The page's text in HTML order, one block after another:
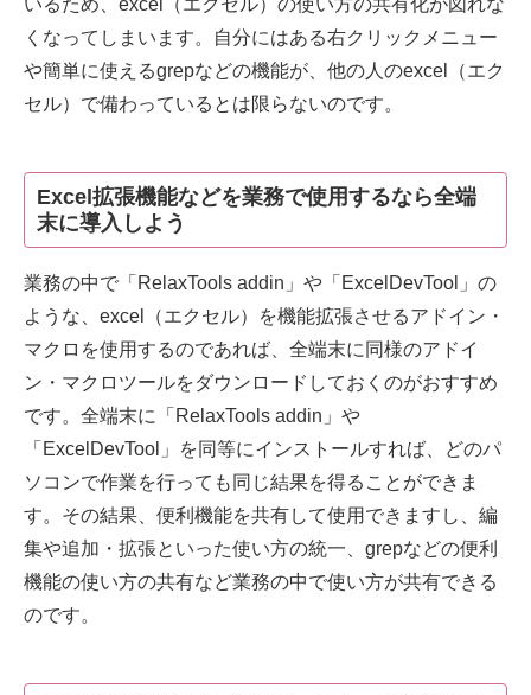
くなってしまいます。自分にはある右クリックメニュー
や簡単に使えるgrepなどの機能が、他の人のexcel（エク
セル）で備わっているとは限らないのです。
Excel拡張機能などを業務で使用するなら全端
末に導入しよう
業務の中で「RelaxTools addin」や「ExcelDevTool」の
ような、excel（エクセル）を機能拡張させるアドイン・
マクロを使用するのであれば、全端末に同様のアドイ
ン・マクロツールをダウンロードしておくのがおすすめ
です。全端末に「RelaxTools addin」や
「ExcelDevTool」を同等にインストールすれば、どのパ
ソコンで作業を行っても同じ結果を得ることができま
す。その結果、便利機能を共有して使用できますし、編
集や追加・拡張といった使い方の統一、grepなどの便利
機能の使い方の共有など業務の中で使い方が共有できる
のです。